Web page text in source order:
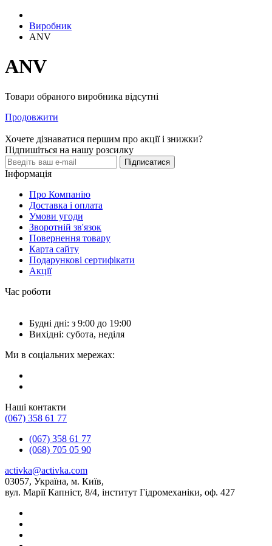
Виробник
ANV
ANV
Товари обраного виробника відсутні
Продовжити
Хочете дізнаватися першим про акції і знижки?
Підпишіться на нашу розсилку
Підписатися
Інформація
Про Компанію
Доставка і оплата
Умови угоди
Зворотній зв'язок
Повернення товару
Карта сайту
Подарункові сертифікати
Акції
Час роботи
Будні дні: з 9:00 до 19:00
Вихідні: субота, неділя
Ми в соціальних мережах:
Наші контакти
(067) 358 61 77
(067) 358 61 77
(068) 705 05 90
activka@activka.com
03057, Україна, м. Київ,
вул. Марії Капніст, 8/4, інститут Гідромеханіки, оф. 427